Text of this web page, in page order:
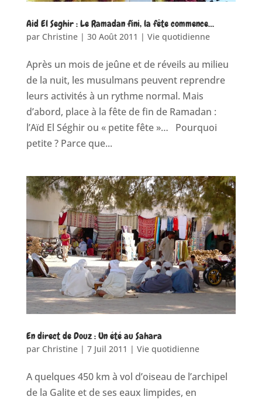
Aid El Seghir : Le Ramadan fini, la fête commence…
par Christine| 30 Août 2011 | Vie quotidienne
Après un mois de jeûne et de réveils au milieu
de la nuit, les musulmans peuvent reprendre
leurs activités à un rythme normal. Mais
d’abord, place à la fête de fin de Ramadan :
l’Aïd El Séghir ou « petite fête »… Pourquoi
petite ? Parce que...
En direct de Douz : Un été au Sahara
par Christine| 7 Juil 2011 | Vie quotidienne
A quelques 450 km à vol d’oiseau de l’archipel
de la Galite et de ses eaux limpides, en